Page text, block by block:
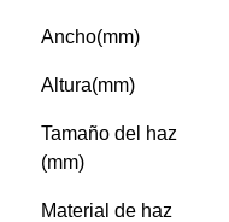
Ancho(mm)
Altura(mm)
Tamaño del haz
(mm)
Material de haz